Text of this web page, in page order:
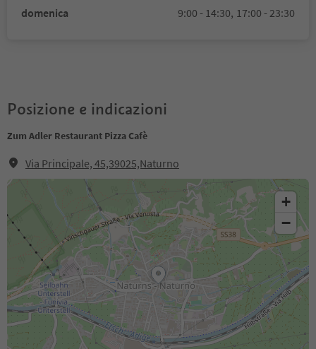
domenica
9:00 - 14:30, 17:00 - 23:30
Posizione e indicazioni
Zum Adler Restaurant Pizza Cafè
Via Principale, 45,39025,Naturno
+
−